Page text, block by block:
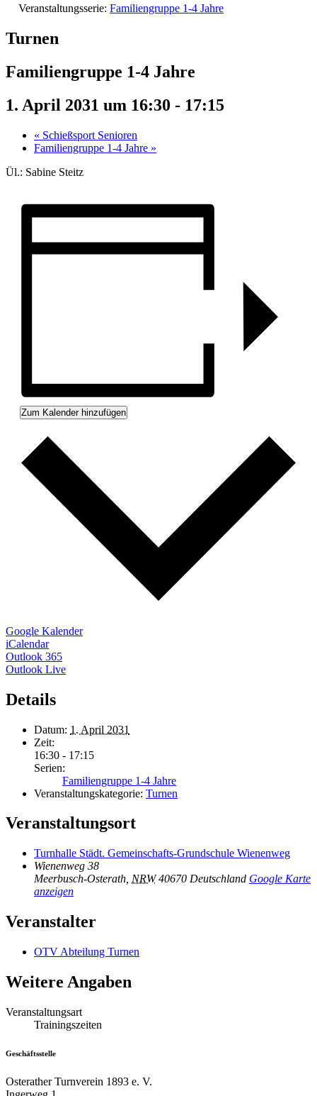
Veranstaltungsserie: Familiengruppe 1-4 Jahre
Turnen
Familiengruppe 1-4 Jahre
1. April 2031 um 16:30 - 17:15
« Schießsport Senioren
Familiengruppe 1-4 Jahre »
Ül.: Sabine Steitz
Zum Kalender hinzufügen
Google Kalender
iCalendar
Outlook 365
Outlook Live
Details
Datum: 1. April 2031
Zeit:
16:30 - 17:15
Serien:
Familiengruppe 1-4 Jahre
Veranstaltungskategorie: Turnen
Veranstaltungsort
Turnhalle Städt. Gemeinschafts-Grundschule Wienenweg
Wienenweg 38
Meerbusch-Osterath NRW 40670 Deutschland Google Karte
anzeigen
Veranstalter
OTV Abteilung Turnen
Weitere Angaben
Veranstaltungsart
Trainingszeiten
Geschäftsstelle
Osterather Turnverein 1893 e. V.